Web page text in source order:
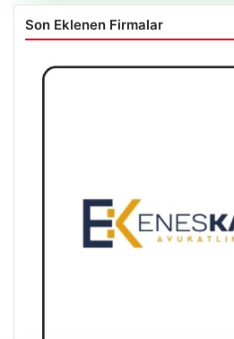
Son Eklenen Firmalar